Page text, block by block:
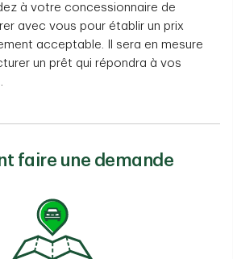
à votre concessionnaire de
avec vous pour établir un prix
acceptable. Il sera en mesure
un prêt qui répondra à vos
faire une demande